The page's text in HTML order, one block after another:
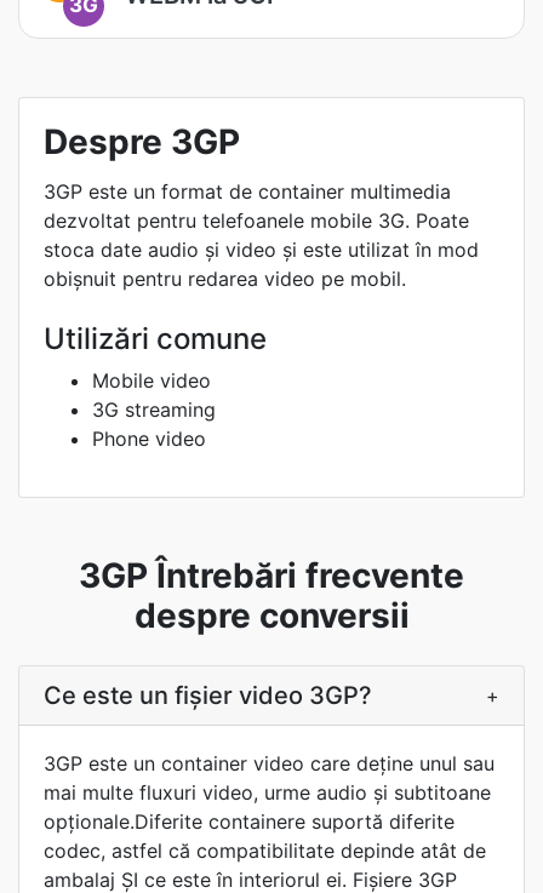
3G
Despre 3GP
3GP este un format de container multimedia
dezvoltat pentru telefoanele mobile 3G. Poate
stoca date audio și video și este utilizat în mod
obișnuit pentru redarea video pe mobil.
Utilizări comune
Mobile video
3G streaming
Phone video
3GP Întrebări frecvente
despre conversii
Ce este un fișier video 3GP? +
3GP este un container video care deține unul sau
mai multe fluxuri video, urme audio și subtitoane
opționale.Diferite containere suportă diferite
codec, astfel că compatibilitate depinde atât de
ambalaj ȘI ce este în interiorul ei. Fișiere 3GP